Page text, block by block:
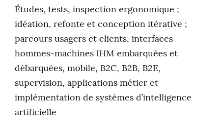
Études, tests, inspection ergonomique ;
idéation, refonte et conception itérative ;
parcours usagers et clients, interfaces
hommes-machines IHM embarquées et
débarquées, mobile, B2C, B2B, B2E,
supervision, applications métier et
implémentation de systèmes d’intelligence
artificielle